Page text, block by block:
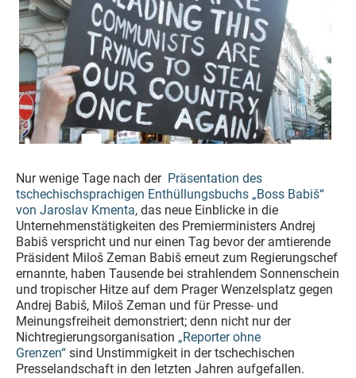
Nur wenige Tage nach der Präsentation des
tschechischsprachigen Enthüllungsbuchs „Boss Babiš“
von Jaroslav Kmenta, das neue Einblicke in die
Unternehmenstätigkeiten des Premierministers Andrej
Babiš verspricht und nur einen Tag bevor der amtierende
Präsident Miloš Zeman Babiš erneut zum Regierungschef
ernannte, haben Tausende bei strahlendem Sonnenschein
und tropischer Hitze auf dem Prager Wenzelsplatz gegen
Andrej Babiš, Miloš Zeman und für Presse- und
Meinungsfreiheit demonstriert; denn nicht nur der
Nichtregierungsorganisation „Reporter ohne
Grenzen“ sind Unstimmigkeit in der tschechischen
Presselandschaft in den letzten Jahren aufgefallen.